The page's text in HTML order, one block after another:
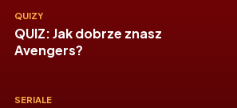
QUIZY
QUIZ: Jak dobrze znasz
Avengers?
SERIALE